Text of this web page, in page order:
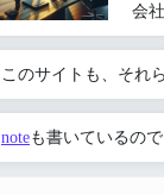
会
このサイトも、それ
noteも書いているの